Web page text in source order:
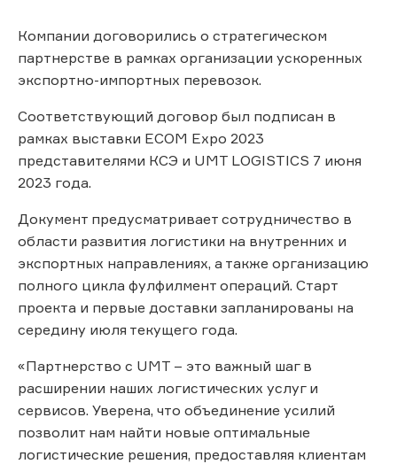
Компании договорились о стратегическом
партнерстве в рамках организации ускоренных
экспортно-импортных перевозок.
Соответствующий договор был подписан в
рамках выставки ECOM Expo 2023
представителями КСЭ и UMT LOGISTICS 7 июня
2023 года.
Документ предусматривает сотрудничество в
области развития логистики на внутренних и
экспортных направлениях, а также организацию
полного цикла фулфилмент операций. Старт
проекта и первые доставки запланированы на
середину июля текущего года.
«Партнерство с UMT – это важный шаг в
расширении наших логистических услуг и
сервисов. Уверена, что объединение усилий
позволит нам найти новые оптимальные
логистические решения, предоставляя клиентам